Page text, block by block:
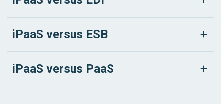
iPaaS versus ESB
iPaaS versus PaaS